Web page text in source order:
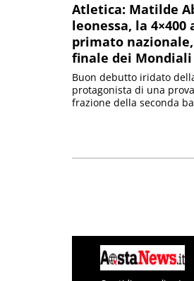
Atletica: Matilde
leonessa, la
primato
finale dei Mondiali
Buon debutto iridato
protagonista di una
frazione della seconda